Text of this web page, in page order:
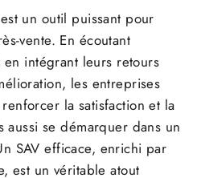
un outil puissant pour
vente. En écoutant
intégrant leurs retours
les entreprises
la satisfaction et la
se démarquer dans un
SAV efficace, enrichi par
est un véritable atout